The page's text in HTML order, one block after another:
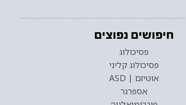
חיפושים נפוצים
פסיכולוג
פסיכולוג קליני
אוטיזם | ASD
אספרגר